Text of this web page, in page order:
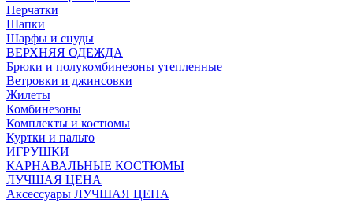
Перчатки
Шапки
Шарфы и снуды
ВЕРХНЯЯ ОДЕЖДА
Брюки и полукомбинезоны утепленные
Ветровки и джинсовки
Жилеты
Комбинезоны
Комплекты и костюмы
Куртки и пальто
ИГРУШКИ
КАРНАВАЛЬНЫЕ КОСТЮМЫ
ЛУЧШАЯ ЦЕНА
Аксессуары ЛУЧШАЯ ЦЕНА